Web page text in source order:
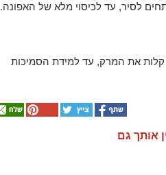
לסיר, עד לכיסוי מלא של האפונה.
את המרק, עד למידת הסמיכות
אותך גם